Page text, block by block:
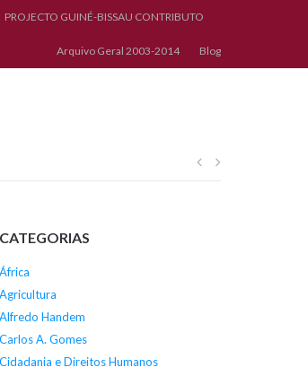
PROJECTO GUINÉ-BISSAU CONTRIBUTO
Arquivo Geral 2003-2014 Blog
Navegação
CATEGORIAS
África
Agricultura
Alfredo Handem
Carlos A. Gomes
Cidadania e Direitos Humanos